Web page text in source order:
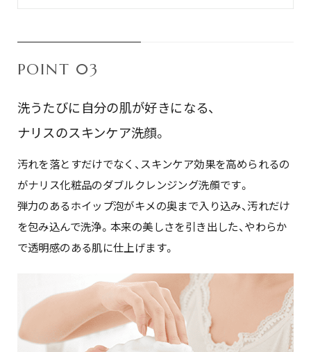
POINT 03
洗うたびに自分の肌が好きになる、
ナリスのスキンケア洗顔。
汚れを落とすだけでなく、スキンケア効果を高められるの
がナリス化粧品のダブルクレンジング洗顔です。
弾力のあるホイップ泡がキメの奥まで入り込み、汚れだけ
を包み込んで洗浄。本来の美しさを引き出した、やわらか
で透明感のある肌に仕上げます。